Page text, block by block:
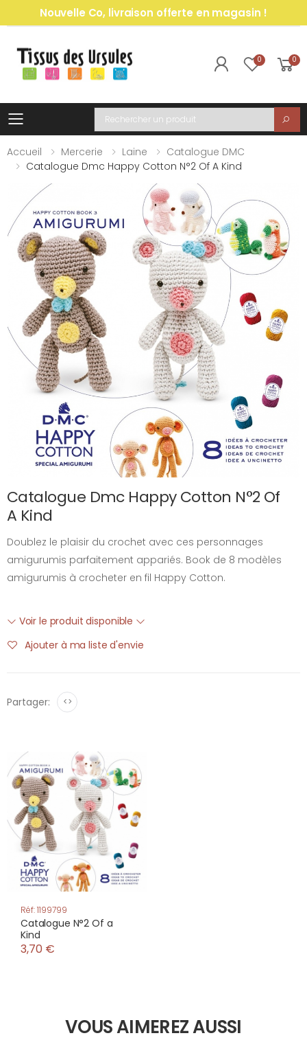
Nouvelle Co, livraison offerte en magasin !
0 0
Toggle mobile menu
Recherche
Accueil
Mercerie Laine
Catalogue DMC
Catalogue Dmc Happy Cotton N°2 Of A Kind
Catalogue Dmc Happy Cotton N°2 Of
A Kind
Doublez le plaisir du crochet avec ces personnages
amigurumis parfaitement appariés. Book de 8 modèles
amigurumis à crocheter en fil Happy Cotton.
Voir le produit disponible
Ajouter à ma liste d'envie
Partager: <>
Réf: 1199799
Catalogue N°2 Of a
Kind
3,70 €
VOUS AIMEREZ AUSSI